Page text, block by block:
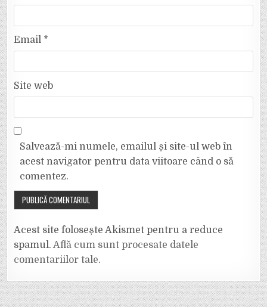
Email *
Site web
Salvează-mi numele, emailul și site-ul web în
acest navigator pentru data viitoare când o să
comentez.
Acest site folosește Akismet pentru a reduce
spamul. Află cum sunt procesate datele
comentariilor tale.